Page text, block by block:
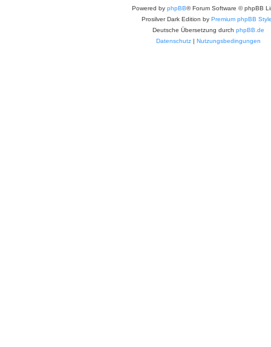
Powered by phpBB® Forum Software © phpBB
Prosilver Dark Edition by Premium phpBB
Deutsche Übersetzung durch phpBB.de
Datenschutz | Nutzungsbedingungen